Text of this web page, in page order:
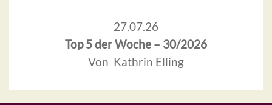
27.07.26
Top 5 der Woche – 30/2026
Von Kathrin Elling